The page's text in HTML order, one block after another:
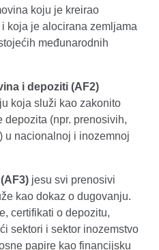
koju je kreirao
koja je alocirana zemljama
međunarodnih
i depoziti (AF2)
koja služi kao zakonito
depozita (npr. prenosivih,
u nacionalnoj i inozemnoj
jesu svi prenosivi
kao dokaz o dugovanju.
certifikati o depozitu,
sektori i sektor inozemstvo
papire kao financijsku